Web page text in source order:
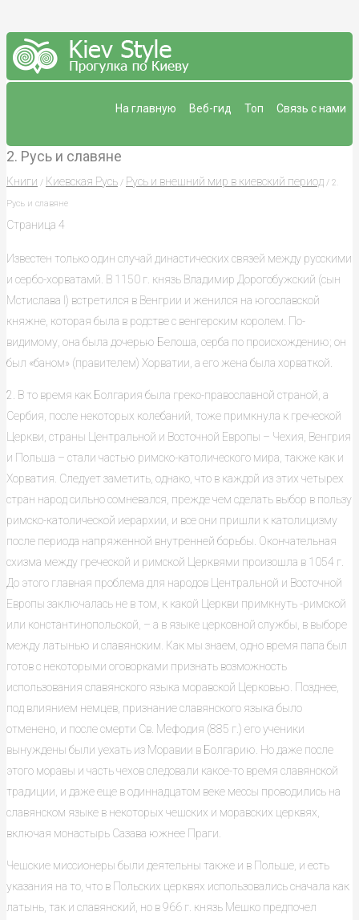
Связь с нами
Топ
Веб-гид
На главную
2. Русь и славяне
Книги / Киевская Русь / Русь и внешний мир в киевский период / 2.
Русь и славяне
Страница 4
Известен только один случай династических связей между русскими
и сербо-хорватамй. В 1150 г. князь Владимир Дорогобужский (сын
Мстислава I) встретился в Венгрии и женился на югославской
княжне, которая была в родстве с венгерским королем. По-
видимому, она была дочерью Белоша, серба по происхождению; он
был «баном» (правителем) Хорватии, а его жена была хорваткой.
2. В то время как Болгария была греко-православной страной, а
Сербия, после некоторых колебаний, тоже примкнула к греческой
Церкви, страны Центральной и Восточной Европы – Чехия, Венгрия
и Польша – стали частью римско-католического мира, также как и
Хорватия. Следует заметить, однако, что в каждой из этих четырех
стран народ сильно сомневался, прежде чем сделать выбор в пользу
римско-католической иерархии, и все они пришли к католицизму
после периода напряженной внутренней борьбы. Окончательная
схизма между греческой и римской Церквями произошла в 1054 г.
До этого главная проблема для народов Центральной и Восточной
Европы заключалась не в том, к какой Церкви примкнуть -римской
или константинопольской, – а в языке церковной службы, в выборе
между латынью и славянским. Как мы знаем, одно время папа был
готов с некоторыми оговорками признать возможность
использования славянского языка моравской Церковью. Позднее,
под влиянием немцев, признание славянского языка было
отменено, и после смерти Св. Мефодия (885 г.) его ученики
вынуждены были уехать из Моравии в Болгарию. Но даже после
этого моравы и часть чехов следовали какое-то время славянской
традиции, и даже еще в одиннадцатом веке мессы проводились на
славянском языке в некоторых чешских и моравских церквях,
включая монастырь Сазава южнее Праги.
Чешские миссионеры были деятельны также и в Польше, и есть
указания на то, что в Польских церквях использовались сначала как
латынь, так и славянский, но в 966 г. князь Мешко предпочел